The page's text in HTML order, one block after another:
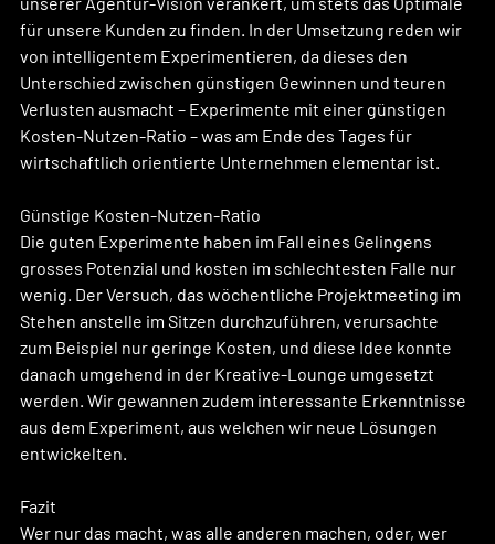
für unsere Kunden zu finden. In der Umsetzung reden wir
von intelligentem Experimentieren, da dieses den
Unterschied zwischen günstigen Gewinnen und teuren
Verlusten ausmacht – Experimente mit einer günstigen
Kosten-Nutzen-Ratio – was am Ende des Tages für
wirtschaftlich orientierte Unternehmen elementar ist.
Günstige Kosten-Nutzen-Ratio
Die guten Experimente haben im Fall eines Gelingens
grosses Potenzial und kosten im schlechtesten Falle nur
wenig. Der Versuch, das wöchentliche Projektmeeting im
Stehen anstelle im Sitzen durchzuführen, verursachte
zum Beispiel nur geringe Kosten, und diese Idee konnte
danach umgehend in der Kreative-Lounge umgesetzt
werden. Wir gewannen zudem interessante Erkenntnisse
aus dem Experiment, aus welchen wir neue Lösungen
entwickelten.
Fazit
Wer nur das macht, was alle anderen machen, oder, wer